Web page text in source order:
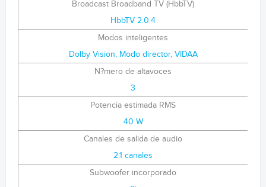
Broadcast Broadband TV (HbbTV)
HbbTV 2.0.4
Modos inteligentes
Dolby Vision, Modo director, VIDAA
N?mero de altavoces
3
Potencia estimada RMS
40 W
Canales de salida de audio
2.1 canales
Subwoofer incorporado